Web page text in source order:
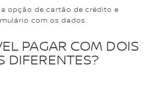
a opção de cartão de crédito e
com os dados.
PAGAR COM DOIS
DIFERENTES?